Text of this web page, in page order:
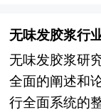
行业需求、供
价值链等多方
用户等多层面
钢铁行业研究
计局、国家商
业研究机构提
的科学分析模
无味发胶浆行
无味发胶浆研
全面的阐述和
行全面系统的